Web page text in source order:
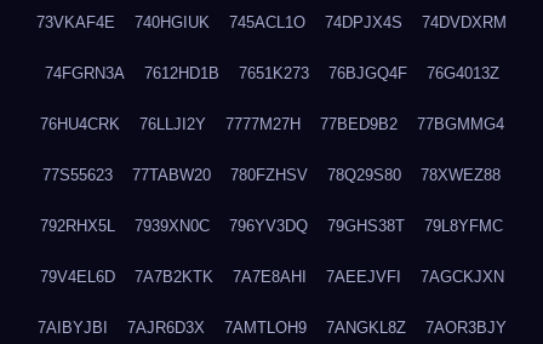
73VKAF4E 740HGIUK 745ACL1O 74DPJX4S 74DVDXRM
74FGRN3A 7612HD1B 7651K273 76BJGQ4F 76G4013Z
76HU4CRK 76LLJI2Y 7777M27H 77BED9B2 77BGMMG4
77S55623 77TABW20 780FZHSV 78Q29S80 78XWEZ88
792RHX5L 7939XN0C 796YV3DQ 79GHS38T 79L8YFMC
79V4EL6D 7A7B2KTK 7A7E8AHI 7AEEJVFI 7AGCKJXN
7AIBYJBI 7AJR6D3X 7AMTLOH9 7ANGKL8Z 7AOR3BJY